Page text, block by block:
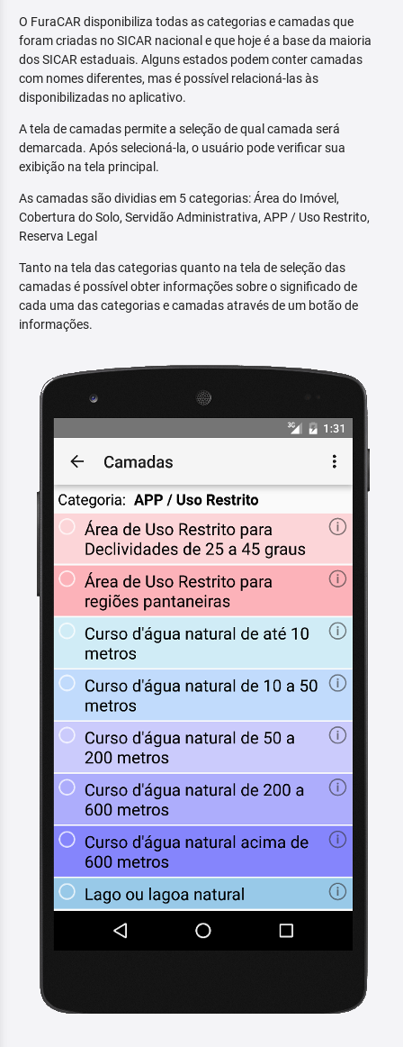
O FuraCAR disponibiliza todas as categorias e camadas que
foram criadas no SICAR nacional e que hoje é a base da maioria
dos SICAR estaduais. Alguns estados podem conter camadas
com nomes diferentes, mas é possível relacioná-las às
disponibilizadas no aplicativo.
A tela de camadas permite a seleção de qual camada será
demarcada. Após selecioná-la, o usuário pode verificar sua
exibição na tela principal.
As camadas são dividias em 5 categorias: Área do Imóvel,
Cobertura do Solo, Servidão Administrativa, APP / Uso Restrito,
Reserva Legal
Tanto na tela das categorias quanto na tela de seleção das
camadas é possível obter informações sobre o significado de
cada uma das categorias e camadas através de um botão de
informações.